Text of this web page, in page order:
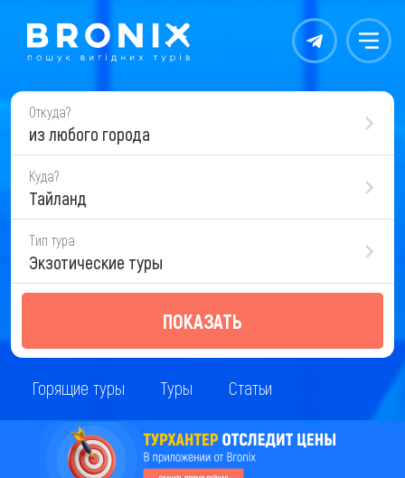
Контакты Меню
Откуда?
из любого города
Куда?
Тайланд
Тип тура
Экзотические туры
ПОКАЗАТЬ
Горящие туры Туры Статьи